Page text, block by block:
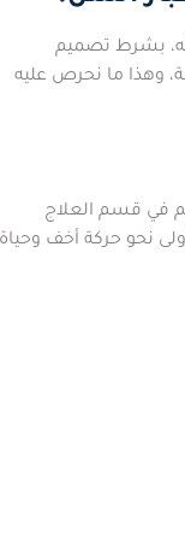
بشرط تصميم
وهذا ما نحرص عليه
في قسم العلاج
نحو حركة أخف وحياة